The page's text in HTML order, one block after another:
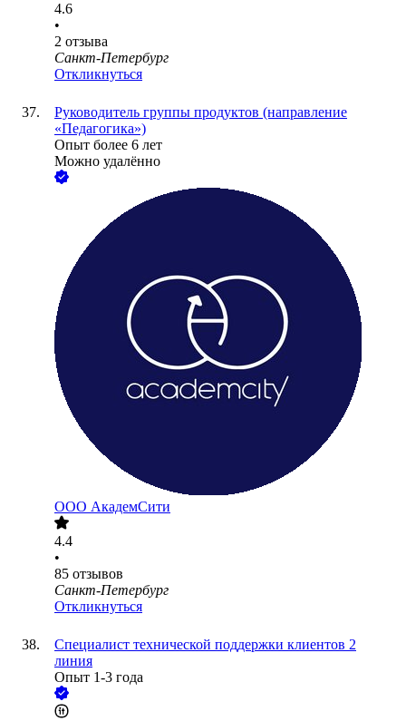
4.6
•
2 отзыва
Санкт-Петербург
Откликнуться
Руководитель группы продуктов (направление
«Педагогика»)
Опыт более 6 лет
Можно удалённо
ООО АкадемСити
4.4
•
85 отзывов
Санкт-Петербург
Откликнуться
Специалист технической поддержки клиентов 2
линия
Опыт 1-3 года